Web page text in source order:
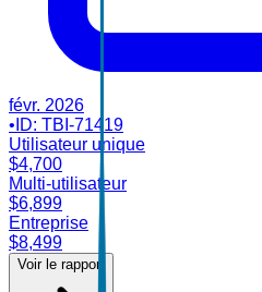
févr. 2026
• ID: TBI-71419
Utilisateur unique
$4,700
Multi-utilisateur
$6,899
Entreprise
$8,499
Voir le rapport